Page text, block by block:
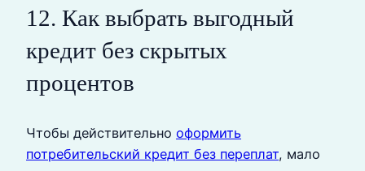
12. Как выбрать выгодный
кредит без скрытых
процентов
Чтобы действительно оформить
потребительский кредит без переплат, мало